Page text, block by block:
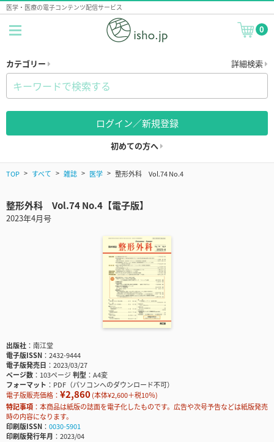
医学・医療の電子コンテンツ配信サービス
0
カテゴリー 詳細検索
ログイン／新規登録
初めての方へ
TOP すべて 雑誌 医学 整形外科 Vol.74 No.4
整形外科 Vol.74 No.4【電子版】
2023年4月号
出版社
南江堂
電子版ISSN
2432-9444
電子版発売日
2023/03/27
ページ数
103ページ判型
A4変
フォーマット
PDF（パソコンへのダウンロード不可）
電子版販売価格： ¥2,860(本体¥2,600＋税10％)
特記事項
本商品は紙版の誌面を電子化したものです。広告や次号予告などは紙版発売
時の内容になります。
印刷版ISSN
0030-5901
印刷版発行年月
2023/04